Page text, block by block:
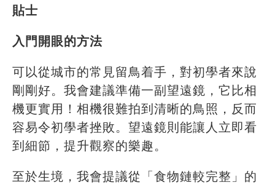
貼士
入門開眼的方法
可以從城市的常見留鳥着手，對初學者來說
剛剛好。我會建議準備一副望遠鏡，它比相
機更實用！相機很難拍到清晰的鳥照，反而
容易令初學者挫敗。望遠鏡則能讓人立即看
到細節，提升觀察的樂趣。
至於生境，我會提議從「食物鏈較完整」的